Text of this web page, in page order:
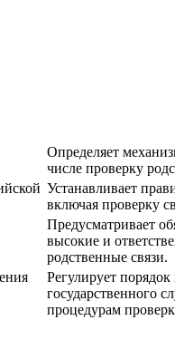
Определяет
числе проверку
Устанавливает
включая проверку
Предусматривает
высокие и
родственные связи.
Регулирует
государственного
процедурам